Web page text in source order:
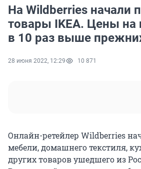
На Wildberries начали
товары IKEA. Цены на
в 10 раз выше
28 июня 2022, 12:29 10 871
Онлайн-ретейлер Wildberries
мебели, домашнего текстиля,
других товаров ушедшего из